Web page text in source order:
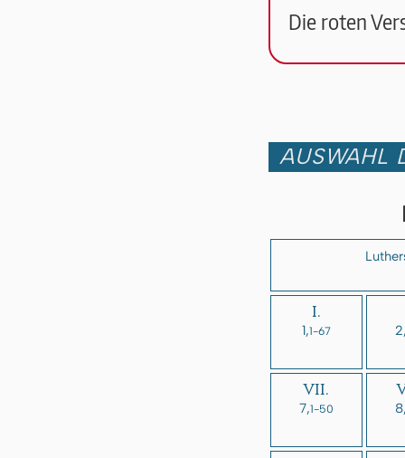
Die roten
AUSWAHL
I.
1,1-67
VII.
7,1-50